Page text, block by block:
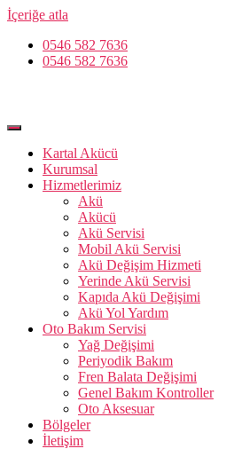
İçeriğe atla
0546 582 7636
0546 582 7636
Kartal Akücü
Kurumsal
Hizmetlerimiz
Akü
Akücü
Akü Servisi
Mobil Akü Servisi
Akü Değişim Hizmeti
Yerinde Akü Servisi
Kapıda Akü Değişimi
Akü Yol Yardım
Oto Bakım Servisi
Yağ Değişimi
Periyodik Bakım
Fren Balata Değişimi
Genel Bakım Kontroller
Oto Aksesuar
Bölgeler
İletişim